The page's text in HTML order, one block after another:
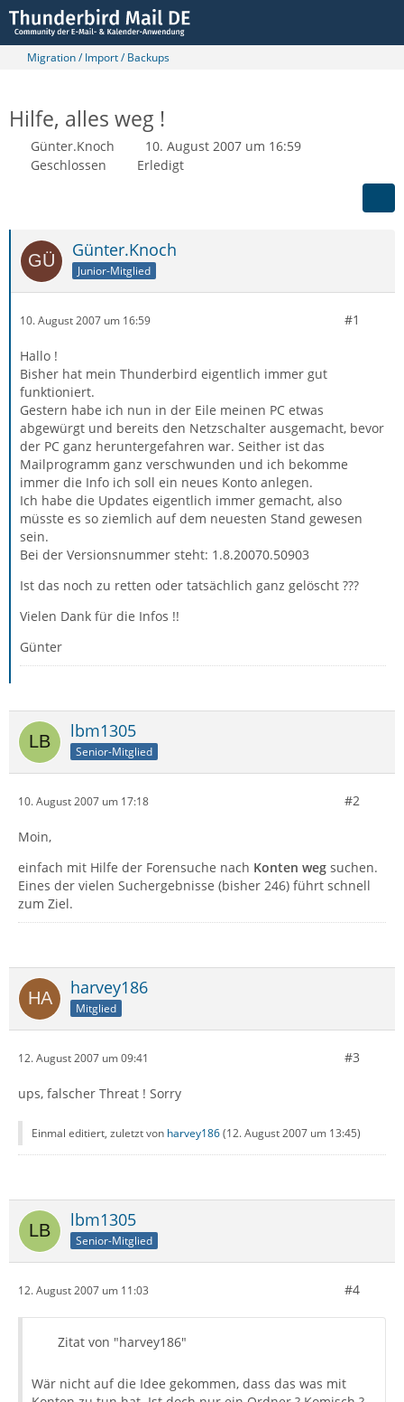
Migration / Import / Backups
Hilfe, alles weg !
Günter.Knoch
10. August 2007 um 16:59
Geschlossen
Erledigt
Günter.Knoch
Junior-Mitglied
10. August 2007 um 16:59 #1
Hallo !
Bisher hat mein Thunderbird eigentlich immer gut
funktioniert.
Gestern habe ich nun in der Eile meinen PC etwas
abgewürgt und bereits den Netzschalter ausgemacht, bevor
der PC ganz heruntergefahren war. Seither ist das
Mailprogramm ganz verschwunden und ich bekomme
immer die Info ich soll ein neues Konto anlegen.
Ich habe die Updates eigentlich immer gemacht, also
müsste es so ziemlich auf dem neuesten Stand gewesen
sein.
Bei der Versionsnummer steht: 1.8.20070.50903
Ist das noch zu retten oder tatsächlich ganz gelöscht ???
Vielen Dank für die Infos !!
Günter
lbm1305
Senior-Mitglied
10. August 2007 um 17:18 #2
Moin,
einfach mit Hilfe der Forensuche nach Konten weg suchen.
Eines der vielen Suchergebnisse (bisher 246) führt schnell
zum Ziel.
harvey186
Mitglied
12. August 2007 um 09:41 #3
ups, falscher Threat ! Sorry
Einmal editiert, zuletzt von harvey186(12. August 2007 um 13:45)
lbm1305
Senior-Mitglied
12. August 2007 um 11:03 #4
Zitat von "harvey186"
Wär nicht auf die Idee gekommen, dass das was mit